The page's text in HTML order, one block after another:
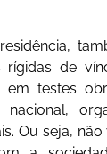
rígidas de
em testes
nacional,
Ou seja,